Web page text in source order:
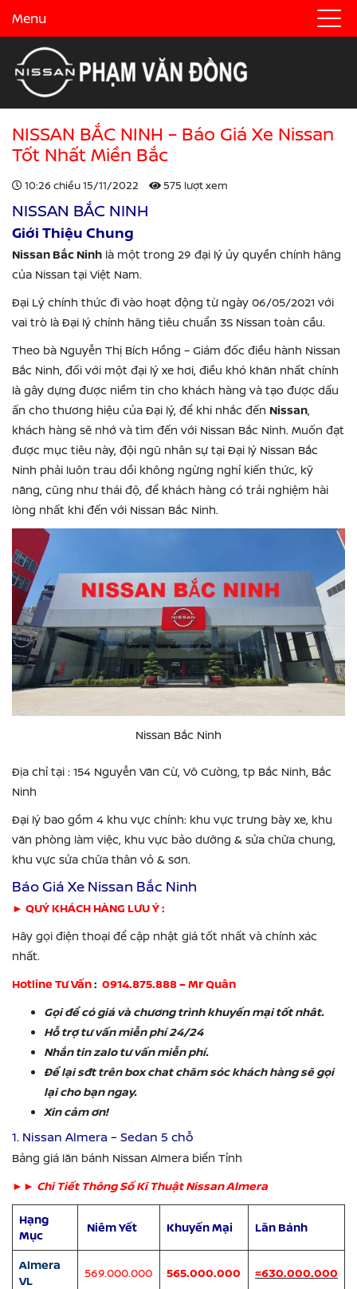
Menu
NISSAN BẮC NINH – Báo Giá Xe Nissan
Tốt Nhất Miền Bắc
10:26 chiều 15/11/2022 575 lượt xem
NISSAN BẮC NINH
Giới Thiệu Chung
Nissan Bắc Ninh là một trong 29 đại lý ủy quyền chính hãng
của Nissan tại Việt Nam.
Đại Lý chính thức đi vào hoạt động từ ngày 06/05/2021 với
vai trò là Đại lý chính hãng tiêu chuẩn 3S Nissan toàn cầu.
Theo bà Nguyễn Thị Bích Hồng – Giám đốc điều hành Nissan
Bắc Ninh, đối với một đại lý xe hơi, điều khó khăn nhất chính
là gây dựng được niềm tin cho khách hàng và tạo được dấu
ấn cho thương hiệu của Đại lý, để khi nhắc đến Nissan,
khách hàng sẽ nhớ và tìm đến với Nissan Bắc Ninh. Muốn đạt
được mục tiêu này, đội ngũ nhân sự tại Đại lý Nissan Bắc
Ninh phải luôn trau dồi không ngừng nghỉ kiến thức, kỹ
năng, cũng như thái độ, để khách hàng có trải nghiệm hài
lòng nhất khi đến với Nissan Bắc Ninh.
Nissan Bắc Ninh
Địa chỉ tại : 154 Nguyễn Văn Cừ, Võ Cường, tp Bắc Ninh, Bắc
Ninh
Đại lý bao gồm 4 khu vực chính: khu vực trưng bày xe, khu
văn phòng làm việc, khu vực bảo dưỡng & sửa chữa chung,
khu vực sửa chữa thân vỏ & sơn.
Báo Giá Xe Nissan Bắc Ninh
► QUÝ KHÁCH HÀNG LƯU Ý :
Hãy gọi điện thoại để cập nhật giá tốt nhất và chính xác
nhất.
Hotline Tư Vấn: 0914.875.888 – Mr Quân
Gọi để có giá và chương trình khuyến mại tốt nhât.
Hỗ trợ tư vấn miễn phí 24/24
Nhắn tin zalo tư vấn miễn phí.
Để lại sđt trên box chat chăm sóc khách hàng sẽ gọi
lại cho bạn ngay.
Xin cảm ơn!
1. Nissan Almera – Sedan 5 chỗ
Bảng giá lăn bánh Nissan Almera biển Tỉnh
► ► Chi Tiết Thông Số Kĩ Thuật Nissan Almera
Hạng
Mục
Niêm Yết Khuyến Mại Lăn Bánh
Almera
VL
569.000.000 565.000.000 ≈630.000.000